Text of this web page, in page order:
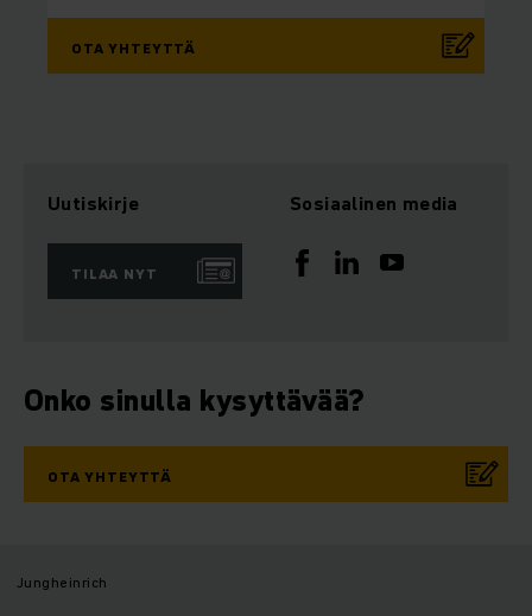
OTA YHTEYTTÄ
Uutiskirje
TILAA NYT
Sosiaalinen media
Onko sinulla kysyttävää?
OTA YHTEYTTÄ
Jungheinrich